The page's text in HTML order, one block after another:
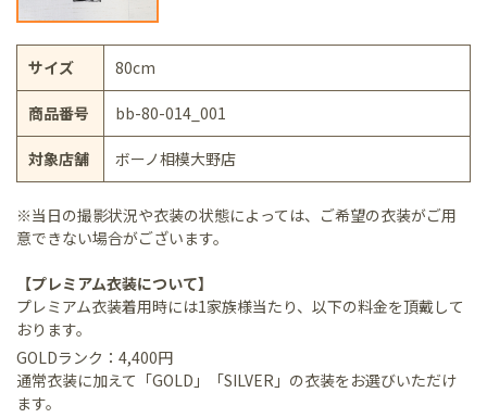
サイズ 80cm
商品番号 bb-80-014_001
対象店舗 ボーノ相模大野店
※当日の撮影状況や衣装の状態によっては、ご希望の衣装がご用
意できない場合がございます。
【プレミアム衣装について】
プレミアム衣装着用時には1家族様当たり、以下の料金を頂戴して
おります。
GOLDランク：4,400円
通常衣装に加えて「GOLD」「SILVER」の衣装をお選びいただけ
ます。